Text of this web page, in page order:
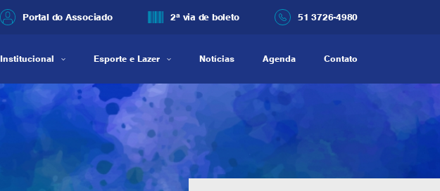
Portal do Associado 2ª via de boleto 51 3726-4980
Institucional Esporte e Lazer Notícias Agenda Contato